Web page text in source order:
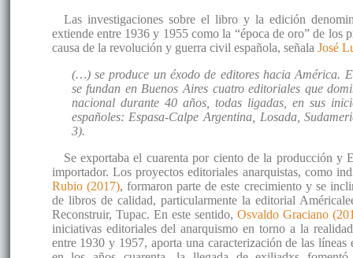
Las investigaciones sobre el libro y la edición
extiende entre 1936 y 1955 como la “época de oro” de los
causa de la revolución y guerra civil española, señala José
(…) se produce un éxodo de editores hacia América.
se fundan en Buenos Aires cuatro editoriales que
nacional durante 40 años, todas ligadas, en sus
españoles: Espasa-Calpe Argentina, Losada,
3).
Se exportaba el cuarenta por ciento de la producción y
importador. Los proyectos editoriales anarquistas, como
Rubio (2017), formaron parte de este crecimiento y se
de libros de calidad, particularmente la editorial
Reconstruir, Tupac. En este sentido, Osvaldo Graciano
iniciativas editoriales del anarquismo en torno a la
entre 1930 y 1957, aporta una caracterización de las líneas